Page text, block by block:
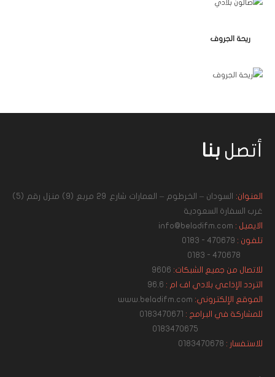
ريحة الجروف
أتصل بنا
العنوان:
السودان – الخرطوم – العمارات شارع 29 مربع (9) منزل رقم (5)
غرب السفارة السعودية
الايميل :
تلفون :
للاتصال من جميع الشبكات:
التردد الإذاعي بلادي اف ام :
الموقع الإلكتروني:
للمشاركة في البرامج :
للاستفسار :